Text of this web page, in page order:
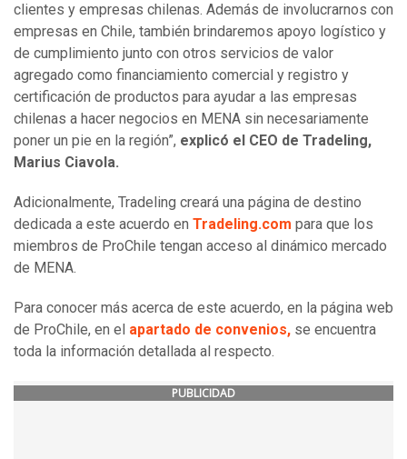
clientes y empresas chilenas. Además de involucrarnos con
empresas en Chile, también brindaremos apoyo logístico y
de cumplimiento junto con otros servicios de valor
agregado como financiamiento comercial y registro y
certificación de productos para ayudar a las empresas
chilenas a hacer negocios en MENA sin necesariamente
poner un pie en la región”, explicó el CEO de Tradeling,
Marius Ciavola.
Adicionalmente, Tradeling creará una página de destino
dedicada a este acuerdo en Tradeling.com para que los
miembros de ProChile tengan acceso al dinámico mercado
de MENA.
Para conocer más acerca de este acuerdo, en la página web
de ProChile, en el apartado de convenios, se encuentra
toda la información detallada al respecto.
PUBLICIDAD